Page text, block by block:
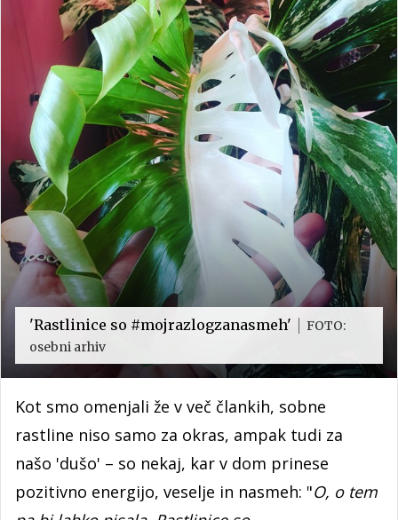
'Rastlinice so #mojrazlogzanasmeh'
FOTO:
osebni arhiv
Kot smo omenjali že v več člankih, sobne
rastline niso samo za okras, ampak tudi za
našo 'dušo' – so nekaj, kar v dom prinese
pozitivno energijo, veselje in nasmeh: "O, o tem